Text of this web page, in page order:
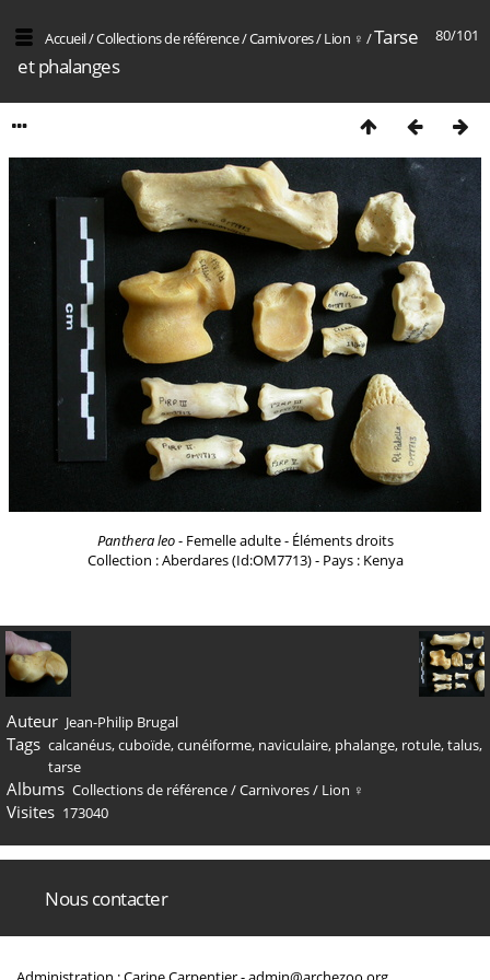
80/101
Accueil/Collections de référence/Carnivores/Lion ♀ /Tarse
et phalanges
Panthera leo- Femelle adulte - Éléments droits
Collection : Aberdares (Id:OM7713) - Pays : Kenya
Auteur Jean-Philip Brugal
Tags calcanéus,cuboïde,cunéiforme, naviculaire, phalange, rotule,talus,
tarse
Albums Collections de référence/Carnivores/ Lion ♀
Visites 173040
Nous contacter